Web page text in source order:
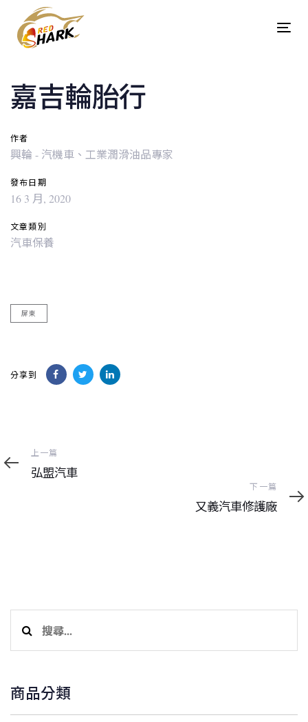
links
content
嘉吉輪胎行
作者
興輪 - 汽機車、工業潤滑油品專家
發布日期
16 3 月, 2020
文章類別
汽車保養
屏東
分享到
Post
navigation
上
一
篇
上一篇
弘盟汽車
一
篇
下一篇
又義汽車修護廠
關
字:
商品分類